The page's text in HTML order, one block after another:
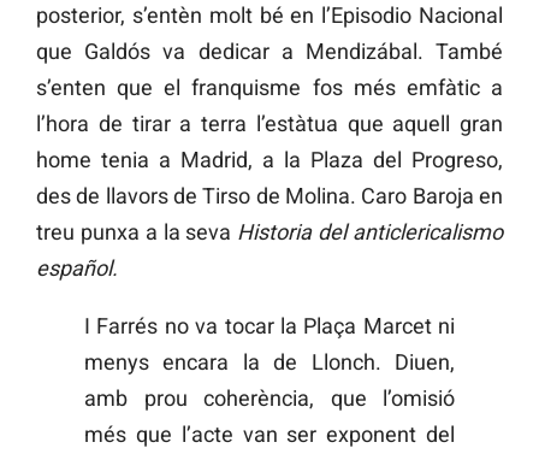
posterior, s’entèn molt bé en l’Episodio Nacional
que Galdós va dedicar a Mendizábal. També
s’enten que el franquisme fos més emfàtic a
l’hora de tirar a terra l’estàtua que aquell gran
home tenia a Madrid, a la Plaza del Progreso,
des de llavors de Tirso de Molina. Caro Baroja en
treu punxa a la seva Historia del anticlericalismo
español.
I Farrés no va tocar la Plaça Marcet ni
menys encara la de Llonch. Diuen,
amb prou coherència, que l’omisió
més que l’acte van ser exponent del